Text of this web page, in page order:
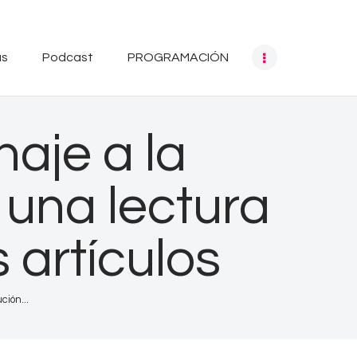
Podcast PROGRAMACIÓN
a la
lectura
artículos